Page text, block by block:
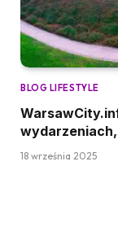
BLOG LIFESTYLE
18 września 2025